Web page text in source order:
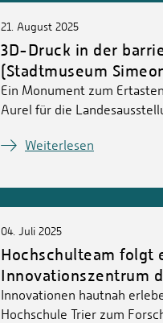
21. August 2025
3D-Druck in der
(Stadtmuseum
Ein Monument zum
Aurel für die
Weiterlesen
04. Juli 2025
Hochschulteam folgt
Innovationszentrum
Innovationen hautnah
Hochschule Trier zum